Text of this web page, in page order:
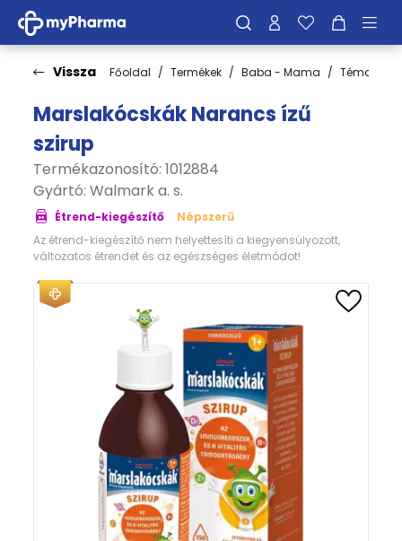
Vissza Főoldal Termékek Baba - Mama Témakörök
Marslakócskák Narancs ízű
szirup
Termékazonosító: 1012884
Gyártó: Walmark a. s.
Étrend-kiegészítő
Népszerű
Az étrend-kiegészítő nem helyettesíti a kiegyensúlyozott,
változatos étrendet és az egészséges életmódot!